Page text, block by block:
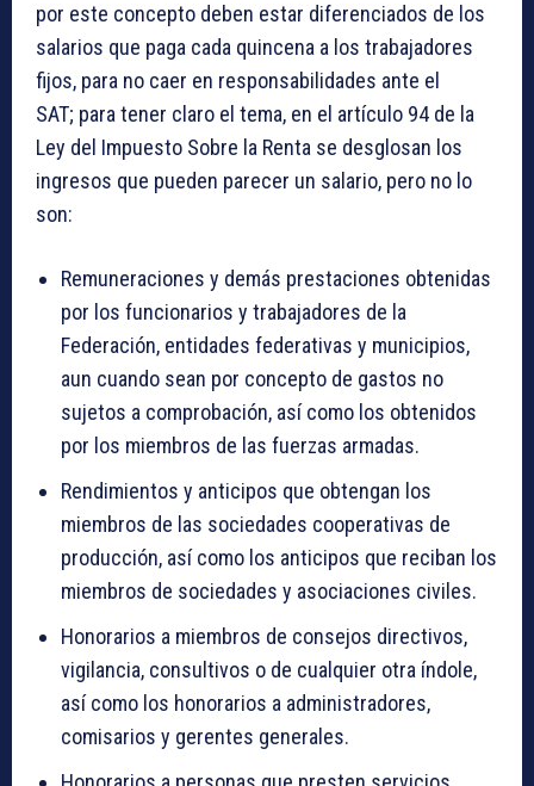
por este concepto deben estar diferenciados de los
salarios que paga cada quincena a los trabajadores
fijos, para no caer en responsabilidades ante el
SAT; para tener claro el tema, en el artículo 94 de la
Ley del Impuesto Sobre la Renta se desglosan los
ingresos que pueden parecer un salario, pero no lo
son:
Remuneraciones y demás prestaciones obtenidas
por los funcionarios y trabajadores de la
Federación, entidades federativas y municipios,
aun cuando sean por concepto de gastos no
sujetos a comprobación, así como los obtenidos
por los miembros de las fuerzas armadas.
Rendimientos y anticipos que obtengan los
miembros de las sociedades cooperativas de
producción, así como los anticipos que reciban los
miembros de sociedades y asociaciones civiles.
Honorarios a miembros de consejos directivos,
vigilancia, consultivos o de cualquier otra índole,
así como los honorarios a administradores,
comisarios y gerentes generales.